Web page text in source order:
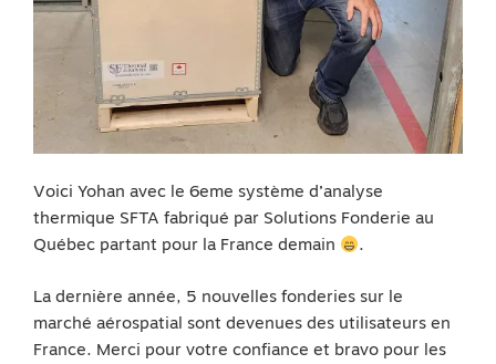
Voici Yohan avec le 6eme système d’analyse
thermique SFTA fabriqué par Solutions Fonderie au
Québec partant pour la France demain
.
La dernière année, 5 nouvelles fonderies sur le
marché aérospatial sont devenues des utilisateurs en
France. Merci pour votre confiance et bravo pour les